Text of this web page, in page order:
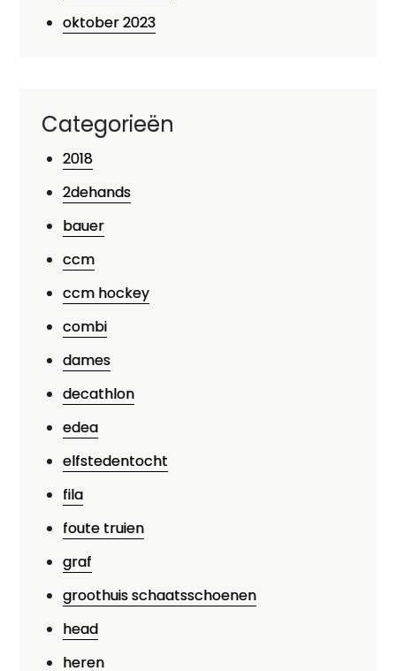
oktober 2023
Categorieën
2018
2dehands
bauer
ccm
ccm hockey
combi
dames
decathlon
edea
elfstedentocht
fila
foute truien
graf
groothuis schaatsschoenen
head
heren